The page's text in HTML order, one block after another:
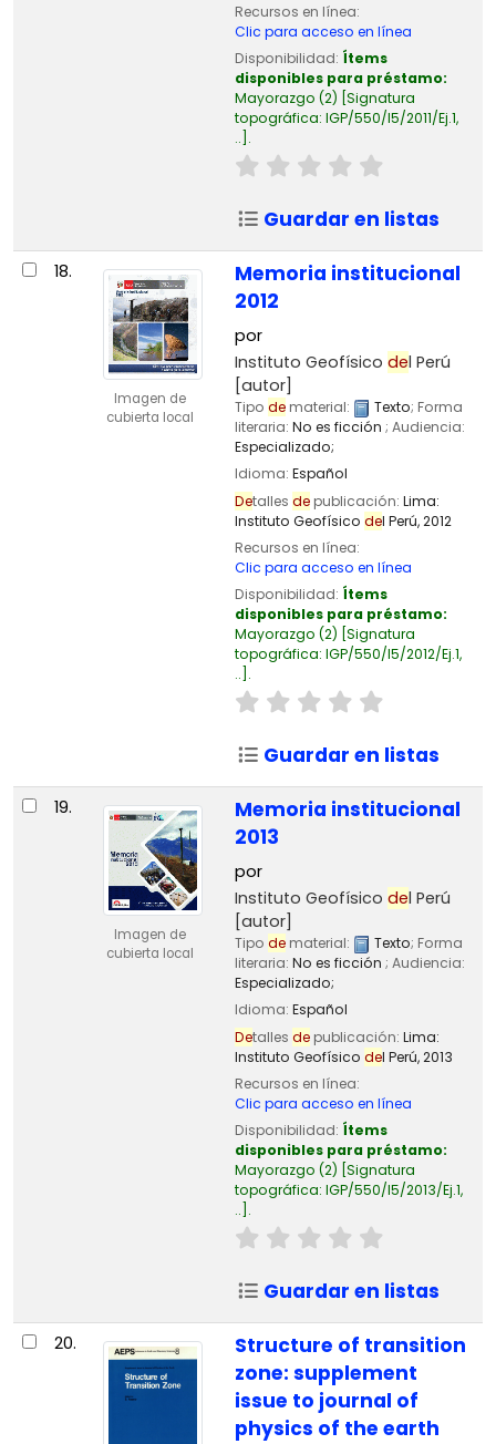
Recursos en línea:
Clic para acceso en línea
Disponibilidad: Ítems
disponibles para préstamo:
Mayorazgo (2) Signatura
topográfica: IGP/550/I5/2011/Ej.1,
.. .
Guardar en listas
18.
Imagen de
cubierta local
Memoria institucional
2012
por
Instituto Geofísico del Perú
[autor]
Tipo dematerial: Texto; Forma
literaria: No es ficción ; Audiencia:
Especializado;
Idioma: Español
Detalles depublicación: Lima:
Instituto Geofísico del Perú,2012
Recursos en línea:
Clic para acceso en línea
Disponibilidad: Ítems
disponibles para préstamo:
Mayorazgo (2) Signatura
topográfica: IGP/550/I5/2012/Ej.1,
.. .
Guardar en listas
19.
Imagen de
cubierta local
Memoria institucional
2013
por
Instituto Geofísico del Perú
[autor]
Tipo dematerial: Texto; Forma
literaria: No es ficción ; Audiencia:
Especializado;
Idioma: Español
Detalles depublicación: Lima:
Instituto Geofísico del Perú,2013
Recursos en línea:
Clic para acceso en línea
Disponibilidad: Ítems
disponibles para préstamo:
Mayorazgo (2) Signatura
topográfica: IGP/550/I5/2013/Ej.1,
.. .
Guardar en listas
20.
Structure of transition
zone: supplement
issue to journal of
physics of the earth